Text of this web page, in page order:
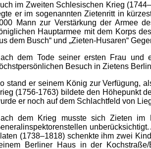
im Zweiten Schlesischen Krieg
er im sogenannten Zietenritt in
Mann zur Verstärkung der Armee
Hauptarmee mit dem Korps
dem Busch“ und „Zieten-Husaren“
dem Tode seiner ersten Frau und
Besuch in Zietens
stand er seinem König zur Verfügung,
(1756-1763) bildete den Höhepunkt
er noch auf dem Schlachtfeld von
dem Krieg musste sich Zieten im
(1738–1818) schenkte ihm zwei
Berliner Haus in der